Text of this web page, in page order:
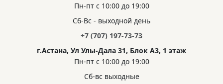
Пн-пт с 10:00 до 19:00
Сб-Вс - выходной день
+7 (707) 197-73-73
г.Астана, Ул Улы-Дала 31, Блок А3, 1 этаж
Пн-пт с 10:00 до 19:00
Сб-вс выходные